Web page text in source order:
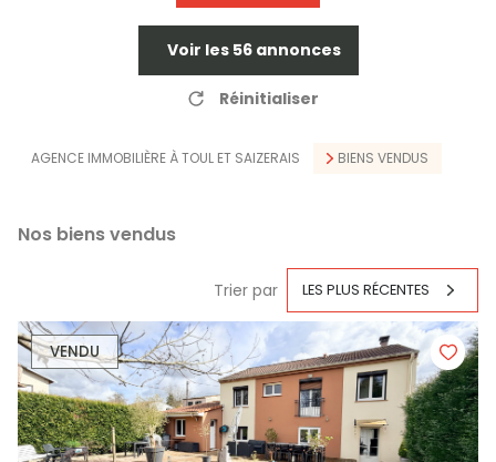
Voir les 56annonces
Réinitialiser
AGENCE IMMOBILIÈRE À TOUL ET SAIZERAIS BIENS VENDUS
Nos biens vendus
Trier par LES PLUS RÉCENTES
VENDU